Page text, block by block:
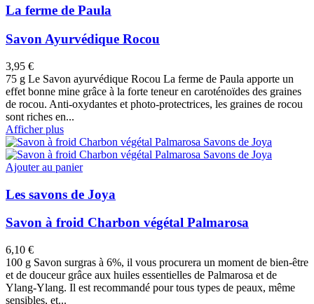
La ferme de Paula
Savon Ayurvédique Rocou
3,95 €
75 g Le Savon ayurvédique Rocou La ferme de Paula apporte un
effet bonne mine grâce à la forte teneur en caroténoïdes des graines
de rocou. Anti-oxydantes et photo-protectrices, les graines de rocou
sont riches en...
Afficher plus
Ajouter au panier
Les savons de Joya
Savon à froid Charbon végétal Palmarosa
6,10 €
100 g Savon surgras à 6%, il vous procurera un moment de bien-être
et de douceur grâce aux huiles essentielles de Palmarosa et de
Ylang-Ylang. Il est recommandé pour tous types de peaux, même
sensibles, et...